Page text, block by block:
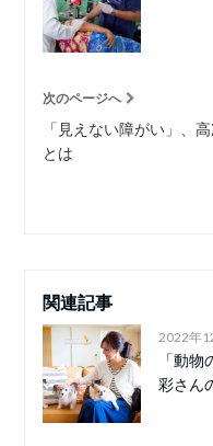
次のページへ
「見えない障がい」、
とは
関連記事
2022年
「動
彩さん